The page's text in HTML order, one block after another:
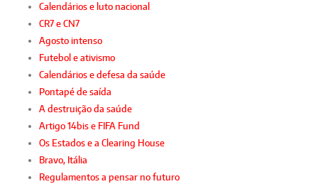
Calendários e luto nacional
CR7 e CN7
Agosto intenso
Futebol e ativismo
Calendários e defesa da saúde
Pontapé de saída
A destruição da saúde
Artigo 14bis e FIFA Fund
Os Estados e a Clearing House
Bravo, Itália
Regulamentos a pensar no futuro